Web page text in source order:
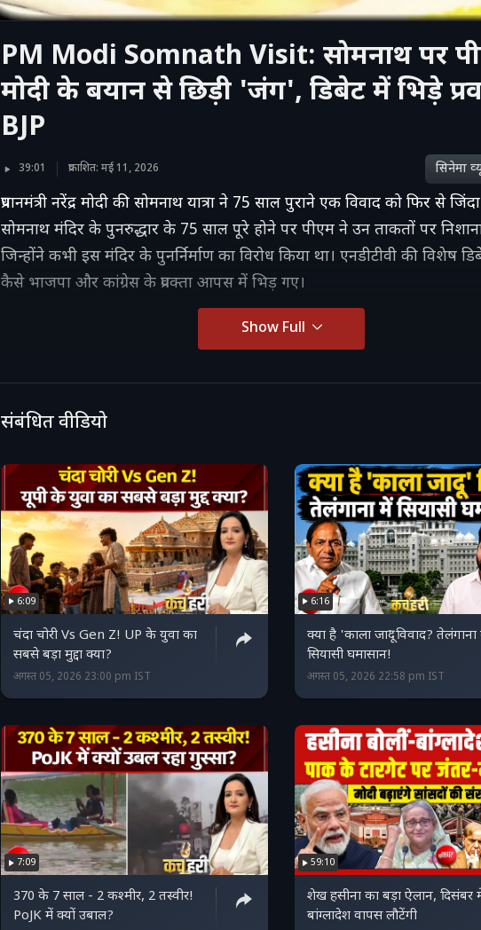
PM Modi Somnath Visit: सोमनाथ पर
मोदी के बयान से छिड़ी 'जंग', डिबेट में भिड़े
BJP
39:01 प्रकाशित: मई 11, 2026 सिनेमा
प्रधानमंत्री नरेंद्र मोदी की सोमनाथ यात्रा ने 75 साल पुराने एक विवाद को फिर से
सोमनाथ मंदिर के पुनरुद्धार के 75 साल पूरे होने पर पीएम ने उन ताकतों पर
जिन्होंने कभी इस मंदिर के पुनर्निर्माण का विरोध किया था। एनडीटीवी की विशेष
कैसे भाजपा और कांग्रेस के प्रवक्ता आपस में भिड़ गए।
Show Full
संबंधित वीडियो
6:09
चंदा चोरी Vs Gen Z! UP के युवा का
सबसे बड़ा मुद्दा क्या?
अगस्त 05, 2026 23:00 pm IST
6:16
क्या है 'काला जादू' विवाद?
सियासी घमासान!
अगस्त 05, 2026 22:58 pm IST
7:09
370 के 7 साल - 2 कश्मीर, 2 तस्वीर!
PoJK में क्यों उबाल?
59:10
शेख हसीना का बड़ा ऐलान, दिसंबर
बांग्लादेश वापस लौटेंगी